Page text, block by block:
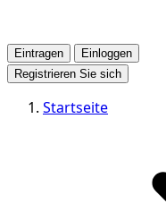
Eintragen
Einloggen
Registrieren Sie sich
Startseite